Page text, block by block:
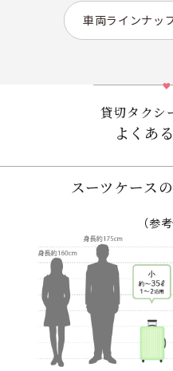
車両ラインナッ
貸切タクシ
よくあ
スーツケース
（参